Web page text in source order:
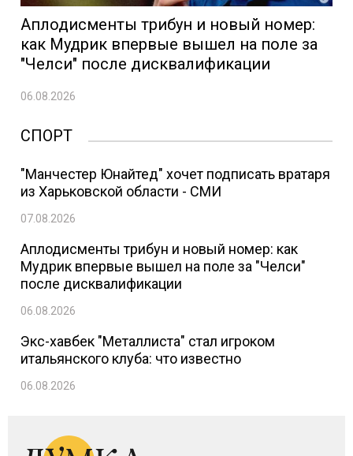
Аплодисменты трибун и новый номер:
как Мудрик впервые вышел на поле за
"Челси" после дисквалификации
06.08.2026
СПОРТ
"Манчестер Юнайтед" хочет подписать вратаря
из Харьковской области - СМИ
07.08.2026
Аплодисменты трибун и новый номер: как
Мудрик впервые вышел на поле за "Челси"
после дисквалификации
06.08.2026
Экс-хавбек "Металлиста" стал игроком
итальянского клуба: что известно
06.08.2026